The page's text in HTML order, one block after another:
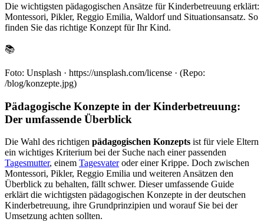
Die wichtigsten pädagogischen Ansätze für Kinderbetreuung erklärt:
Montessori, Pikler, Reggio Emilia, Waldorf und Situationsansatz. So
finden Sie das richtige Konzept für Ihr Kind.
📚
Foto: Unsplash · https://unsplash.com/license · (Repo:
/blog/konzepte.jpg)
Pädagogische Konzepte in der Kinderbetreuung:
Der umfassende Überblick
Die Wahl des richtigen pädagogischen Konzepts ist für viele Eltern
ein wichtiges Kriterium bei der Suche nach einer passenden
Tagesmutter, einem Tagesvateroder einer Krippe. Doch zwischen
Montessori, Pikler, Reggio Emilia und weiteren Ansätzen den
Überblick zu behalten, fällt schwer. Dieser umfassende Guide
erklärt die wichtigsten pädagogischen Konzepte in der deutschen
Kinderbetreuung, ihre Grundprinzipien und worauf Sie bei der
Umsetzung achten sollten.